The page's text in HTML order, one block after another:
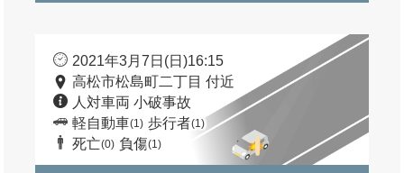
2021年3月7日(日)16:15
高松市松島町二丁目 付近
人対車両 小破事故
軽自動車(1) 歩行者(1)
死亡(0) 負傷(1)